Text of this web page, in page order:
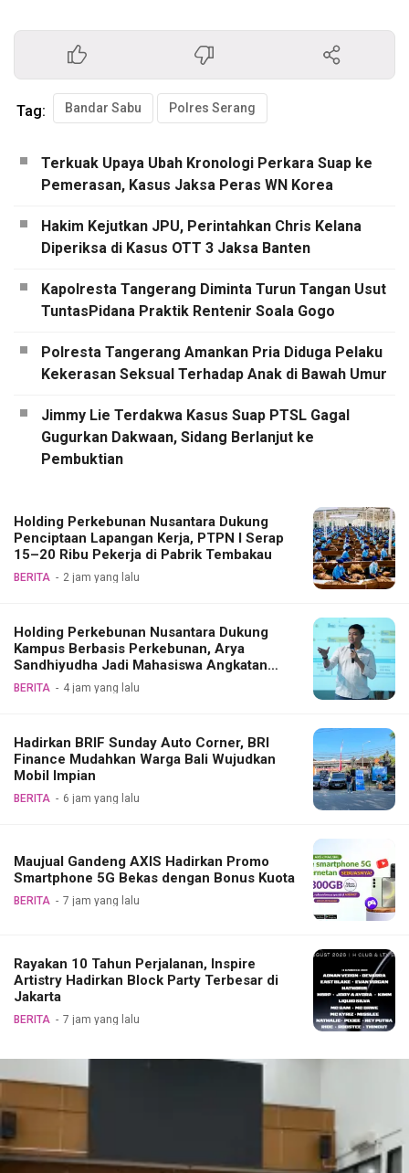
Tag: Bandar Sabu Polres Serang
Terkuak Upaya Ubah Kronologi Perkara Suap ke
Pemerasan, Kasus Jaksa Peras WN Korea
Hakim Kejutkan JPU, Perintahkan Chris Kelana
Diperiksa di Kasus OTT 3 Jaksa Banten
Kapolresta Tangerang Diminta Turun Tangan Usut
TuntasPidana Praktik Rentenir Soala Gogo
Polresta Tangerang Amankan Pria Diduga Pelaku
Kekerasan Seksual Terhadap Anak di Bawah Umur
Jimmy Lie Terdakwa Kasus Suap PTSL Gagal
Gugurkan Dakwaan, Sidang Berlanjut ke
Pembuktian
Holding Perkebunan Nusantara Dukung
Penciptaan Lapangan Kerja, PTPN I Serap
15–20 Ribu Pekerja di Pabrik Tembakau
BERITA 2 jam yang lalu
Holding Perkebunan Nusantara Dukung
Kampus Berbasis Perkebunan, Arya
Sandhiyudha Jadi Mahasiswa Angkatan
Pertama Magister ITSI
BERITA 4 jam yang lalu
Hadirkan BRIF Sunday Auto Corner, BRI
Finance Mudahkan Warga Bali Wujudkan
Mobil Impian
BERITA 6 jam yang lalu
Maujual Gandeng AXIS Hadirkan Promo
Smartphone 5G Bekas dengan Bonus Kuota
BERITA 7 jam yang lalu
Rayakan 10 Tahun Perjalanan, Inspire
Artistry Hadirkan Block Party Terbesar di
Jakarta
BERITA 7 jam yang lalu